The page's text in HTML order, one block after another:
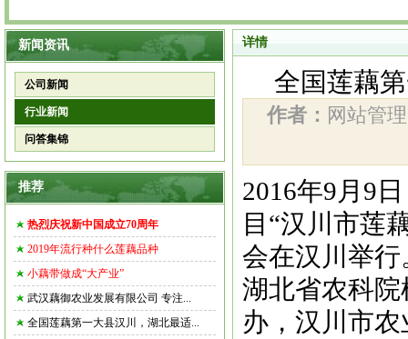
新闻资讯
公司新闻
行业新闻
问答集锦
推荐
热烈庆祝新中国成立70周年
2019年流行种什么莲藕品种
小藕带做成“大产业”
武汉藕御农业发展有限公司 专注...
全国莲藕第一大县汉川，湖北最适...
详情
全国莲藕
作者： 网站管
2016年9月9
目“汉川市莲
会在汉川举
湖北省农科
办，汉川市